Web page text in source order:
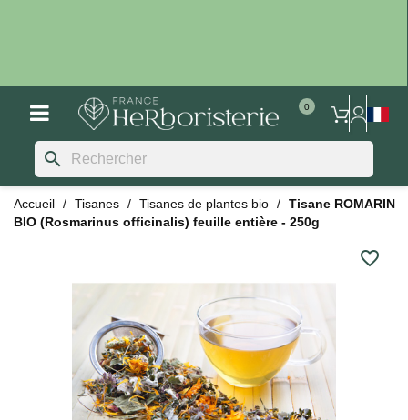
search
Accueil Tisanes Tisanes de plantes bio
Tisane ROMARIN
BIO (Rosmarinus officinalis) feuille entière - 250g
favorite_border